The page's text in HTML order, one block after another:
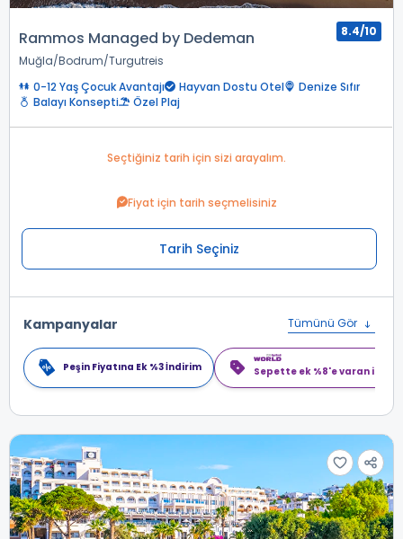
Rammos Managed by Dedeman
Muğla Bodrum Turgutreis
8.4/10
0-12 Yaş Çocuk Avantajı Hayvan Dostu Otel
Denize Sıfır
Balayı Konsepti
Özel Plaj
Seçtiğiniz tarih için sizi arayalım.
Fiyat için tarih seçmelisiniz
Tarih Seçiniz
Kampanyalar Tümünü Gör
Peşin Fiyatına Ek %3 İndirim Sepette ek %8'e varan